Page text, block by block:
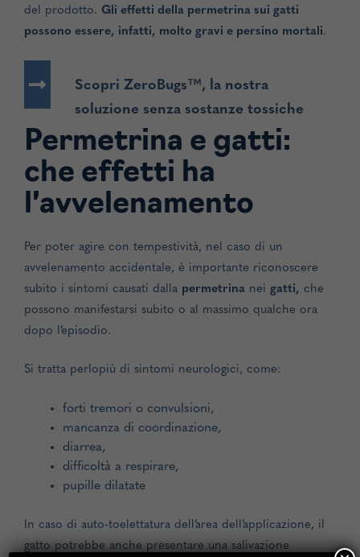
del prodotto. Gli effetti della permetrina sui gatti
possono essere, infatti, molto gravi e persino mortali.
Scopri ZeroBugs™, la nostra
soluzione senza sostanze tossiche
Permetrina e gatti:
che effetti ha
l’avvelenamento
Per poter agire con tempestività, nel caso di un
avvelenamento accidentale, è importante riconoscere
subito i sintomi causati dalla permetrina nei gatti, che
possono manifestarsi subito o al massimo qualche ora
dopo l’episodio.
Si tratta perlopiù di sintomi neurologici, come:
forti tremori o convulsioni,
mancanza di coordinazione,
diarrea,
difficoltà a respirare,
pupille dilatate
In caso di auto-toelettatura dell’area dell’applicazione, il
gatto potrebbe anche presentare una salivazione